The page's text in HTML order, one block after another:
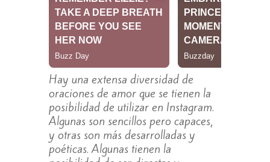
Hay una extensa diversidad de
oraciones de amor que se tienen la
posibilidad de utilizar en Instagram.
Algunas son sencillos pero capaces,
y otras son más desarrolladas y
poéticas. Algunas tienen la